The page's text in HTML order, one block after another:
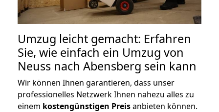
Umzug leicht gemacht: Erfahren
Sie, wie einfach ein Umzug von
Neuss nach Abensberg sein kann
Wir können Ihnen garantieren, dass unser
professionelles Netzwerk Ihnen nahezu alles zu
einem kostengünstigen Preisanbieten können.